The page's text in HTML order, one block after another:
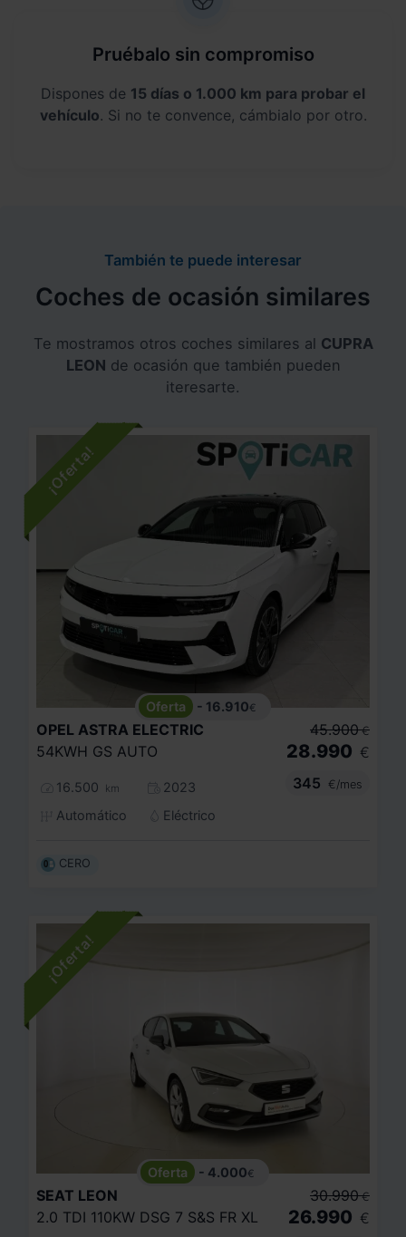
Pruébalo sin compromiso
Dispones de 15 días o 1.000 km para probar el
vehículo. Si no te convence, cámbialo por otro.
También te puede interesar
Coches de ocasión similares
Te mostramos otros coches similares al CUPRA
LEON de ocasión que también pueden
iteresarte.
- 16.910€
OPEL ASTRA ELECTRIC
54KWH GS AUTO
16.500 km
2023
Automático
Eléctrico
45.900 €
28.990 €
345
€/mes
CERO
- 4.000€
SEAT LEON
2.0 TDI 110KW DSG 7 S&S FR XL
30.990 €
26.990 €